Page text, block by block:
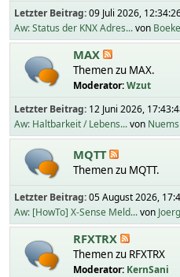
Letzter Beitrag:09 Juli 2026,
Aw: Status der KNX Adres...von
MAX
Themen zu MAX.
Moderator:Wzut
Letzter Beitrag: 12 Juni 2026,
Aw: Haltbarkeit / Lebens...von Nuems
MQTT
Themen zu MQTT.
Letzter Beitrag:05 August 2026,
Aw: [HowTo] X-Sense Meld...von
RFXTRX
Themen zu RFXTRX
Moderator: KernSani